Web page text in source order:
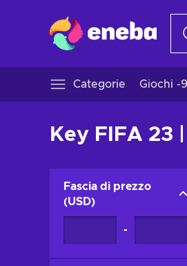
Categorie Giochi -
Key FIFA 23
Fascia di prezzo
(USD)
-